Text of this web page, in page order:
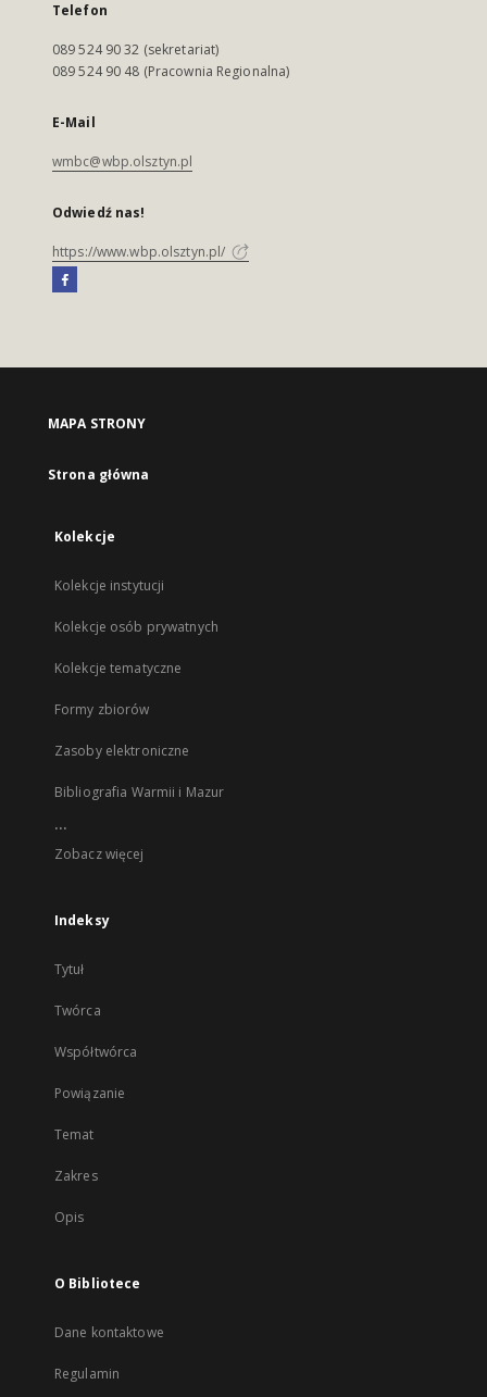
Telefon
089 524 90 32 (sekretariat)
089 524 90 48 (Pracownia Regionalna)
E-Mail
wmbc@wbp.olsztyn.pl
Odwiedź nas!
https://www.wbp.olsztyn.pl/
MAPA STRONY
Strona główna
Kolekcje
Kolekcje instytucji
Kolekcje osób prywatnych
Kolekcje tematyczne
Formy zbiorów
Zasoby elektroniczne
Bibliografia Warmii i Mazur
...
Zobacz więcej
Indeksy
Tytuł
Twórca
Współtwórca
Powiązanie
Temat
Zakres
Opis
O Bibliotece
Dane kontaktowe
Regulamin